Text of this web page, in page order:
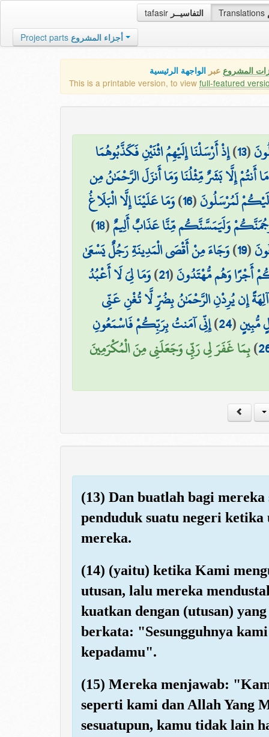
tafasir التفاسيــر Translations
Project parts أجزاء المشروع
المشروع عبر الواجهة الرئيسية
This is a printable version, to view full-featured
(
13
)إِذْ أَرْسَلْنَا إِلَيْهِمُ اثْنَيْنِ فَكَذَّبُوهُمَا
مَا أَنتُمْ إِلَّا بَشَرٌ مِّثْلُنَا وَمَا أَنزَلَ الرَّحْمَٰنُ مِن
إِلَيْكُمْ لَمُرْسَلُونَ(
16
)وَمَا عَلَيْنَا إِلَّا الْبَلَاغُ
وَلَيَمَسَّنَّكُم مِّنَّا عَذَابٌ أَلِيمٌ(
18
)
(
19
)وَجَاءَ مِنْ أَقْصَى الْمَدِينَةِ رَجُلٌ يَسْعَىٰ
أَجْرًا وَهُم مُّهْتَدُونَ(
21
)وَمَا لِيَ لَا أَعْبُدُ
إِن يُرِدْنِ الرَّحْمَٰنُ بِضُرٍّ لَّا تُغْنِ عَنِّي
مُّبِينٍ(
24
)إِنِّي آمَنتُ بِرَبِّكُمْ فَاسْمَعُونِ
)بِمَا غَفَرَ لِي رَبِّي وَجَعَلَنِي مِنَ الْمُكْرَمِينَ
(13) Dan buatlah bagi
penduduk suatu negeri ketika
mereka.
(14) (yaitu) ketika Kami
utusan, lalu mereka
kuatkan dengan (utusan)
berkata: "Sesungguhnya
kepadamu".
(15) Mereka menjawab:
seperti kami dan Allah Yang
sesuatupun, kamu tidak lain